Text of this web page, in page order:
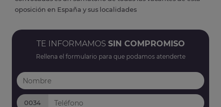
oposición en España y sus localidades
TE INFORMAMOS SIN COMPROMISO
Rellena el formulario para que podamos atenderte
0034